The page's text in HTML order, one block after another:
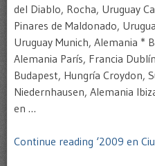
del Diablo, Rocha, Uruguay
Pinares de Maldonado,
Uruguay Munich, Alemania *
Alemania París, Francia
Budapest, Hungría Croydon,
Niedernhausen, Alemania
en …
Continue reading ‘2009 en